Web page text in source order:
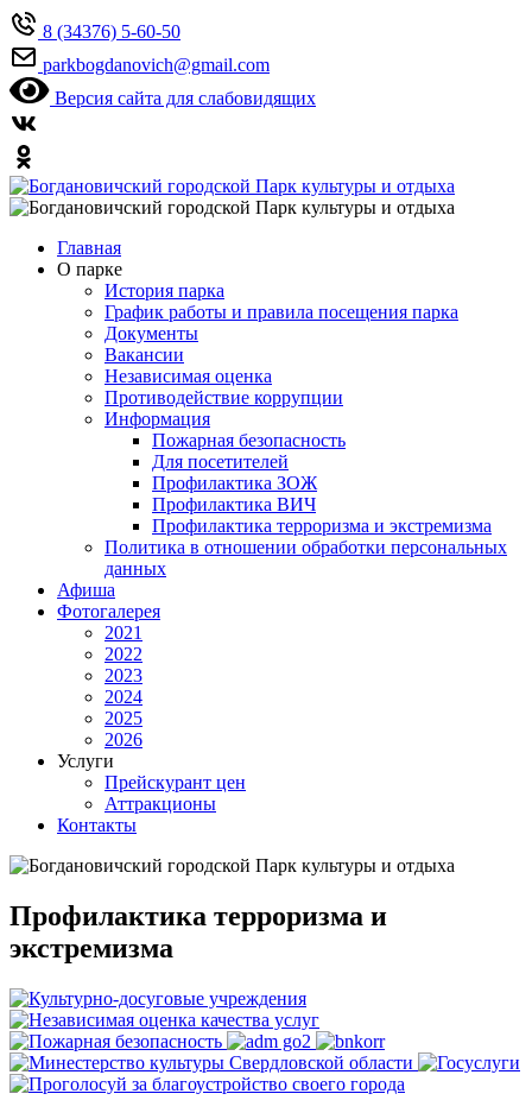
8 (34376) 5-60-50
parkbogdanovich@gmail.com
Версия сайта для слабовидящих
Главная
О парке
История парка
График работы и правила посещения парка
Документы
Вакансии
Независимая оценка
Противодействие коррупции
Информация
Пожарная безопасность
Для посетителей
Профилактика ЗОЖ
Профилактика ВИЧ
Профилактика терроризма и экстремизма
Политика в отношении обработки персональных
данных
Афиша
Фотогалерея
2021
2022
2023
2024
2025
2026
Услуги
Прейскурант цен
Аттракционы
Контакты
Профилактика терроризма и
экстремизма